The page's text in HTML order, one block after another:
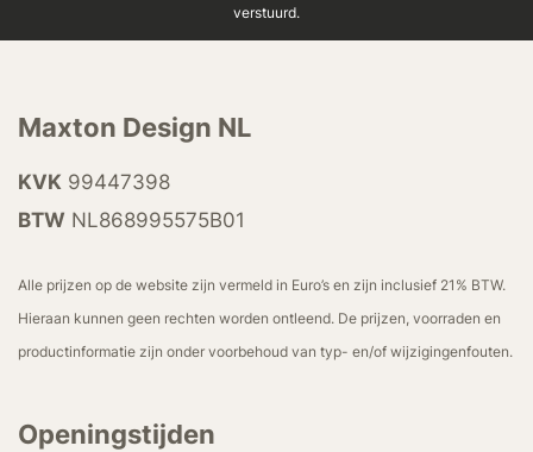
verstuurd.
Maxton Design NL
KVK 99447398
BTW NL868995575B01
Alle prijzen op de website zijn vermeld in Euro’s en zijn inclusief 21% BTW.
Hieraan kunnen geen rechten worden ontleend. De prijzen, voorraden en
productinformatie zijn onder voorbehoud van typ- en/of wijzigingenfouten.
Openingstijden